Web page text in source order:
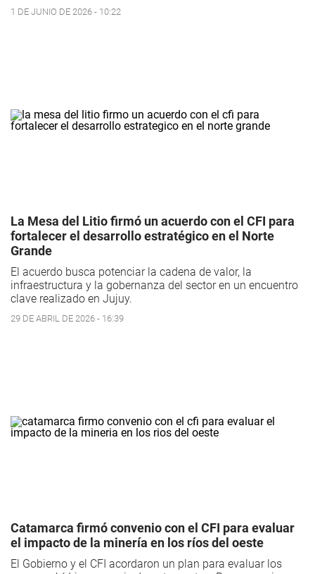
1 DE JUNIO DE 2026 - 10:22
La Mesa del Litio firmó un acuerdo con el CFI para
fortalecer el desarrollo estratégico en el Norte
Grande
El acuerdo busca potenciar la cadena de valor, la
infraestructura y la gobernanza del sector en un encuentro
clave realizado en Jujuy.
29 DE ABRIL DE 2026 - 16:39
Catamarca firmó convenio con el CFI para evaluar
el impacto de la minería en los ríos del oeste
El Gobierno y el CFI acordaron un plan para evaluar los